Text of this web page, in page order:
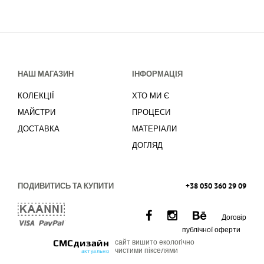
НАШ МАГАЗИН
КОЛЕКЦІЇ
МАЙСТРИ
ДОСТАВКА
ІНФОРМАЦІЯ
ХТО МИ Є
ПРОЦЕСИ
МАТЕРІАЛИ
ДОГЛЯД
ПОДИВИТИСЬ ТА КУПИТИ +38 050 360 29 09
Договір
публічної оферти
СМСдизайн
актуально
сайт вишито екологічно
чистими пікселями